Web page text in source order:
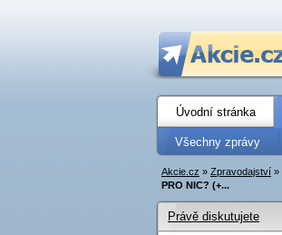
Úvodní stránka
Všechny zprávy
Akcie.cz » Zpravodajství »
PRO NIC? (+...
Právě diskutujete